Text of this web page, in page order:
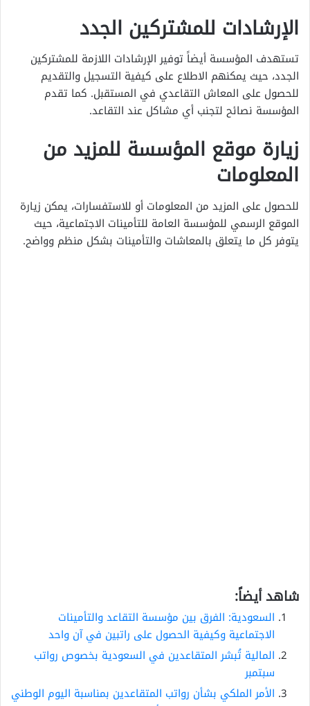
الإرشادات للمشتركين الجدد
تستهدف المؤسسة أيضاً توفير الإرشادات اللازمة للمشتركين
الجدد، حيث يمكنهم الاطلاع على كيفية التسجيل والتقديم
للحصول على المعاش التقاعدي في المستقبل. كما تقدم
المؤسسة نصائح لتجنب أي مشاكل عند التقاعد.
زيارة موقع المؤسسة للمزيد من
المعلومات
للحصول على المزيد من المعلومات أو للاستفسارات، يمكن زيارة
الموقع الرسمي للمؤسسة العامة للتأمينات الاجتماعية، حيث
يتوفر كل ما يتعلق بالمعاشات والتأمينات بشكل منظم وواضح.
شاهد أيضاً:
السعودية: الفرق بين مؤسسة التقاعد والتأمينات
الاجتماعية وكيفية الحصول على راتبين في آن واحد
المالية تُبشر المتقاعدين في السعودية بخصوص رواتب
سبتمبر
الأمر الملكي بشأن رواتب المتقاعدين بمناسبة اليوم الوطني